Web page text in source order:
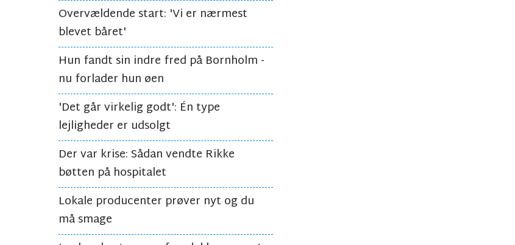
Overvældende start: 'Vi er nærmest
blevet båret'
Hun fandt sin indre fred på Bornholm -
nu forlader hun øen
'Det går virkelig godt': Én type
lejligheder er udsolgt
Der var krise: Sådan vendte Rikke
bøtten på hospitalet
Lokale producenter prøver nyt og du
må smage